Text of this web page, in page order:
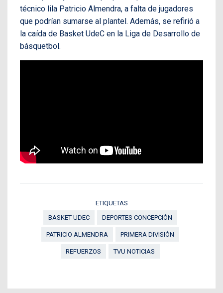
técnico lila Patricio Almendra, a falta de jugadores
que podrían sumarse al plantel. Además, se refirió a
la caída de Basket UdeC en la Liga de Desarrollo de
básquetbol.
ETIQUETAS
BASKET UDEC
DEPORTES CONCEPCIÓN
PATRICIO ALMENDRA PRIMERA DIVISIÓN
REFUERZOS TVU NOTICIAS